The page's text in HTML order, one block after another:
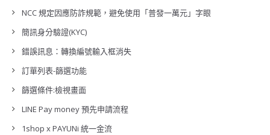
NCC 規定因應防詐規範，避免使用「普發一萬元」字眼
簡訊身分驗證(KYC)
錯誤訊息：轉換編號輸入框消失
訂單列表-篩選功能
篩選條件:檢視畫面
LINE Pay money 預先申請流程
1shop x PAYUNi 統一金流